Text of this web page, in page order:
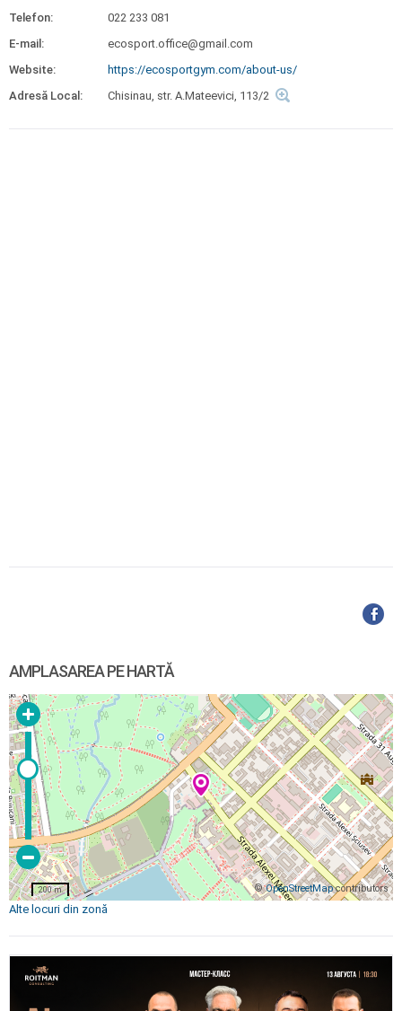
Telefon:
022 233 081
E-mail:
ecosport.office@gmail.com
Website:
https://ecosportgym.com/about-us/
Adresă Local:
Chisinau, str. A.Mateevici, 113/2
AMPLASAREA PE HARTĂ
©OpenStreetMapcontributors
200 m
Alte locuri din zonă